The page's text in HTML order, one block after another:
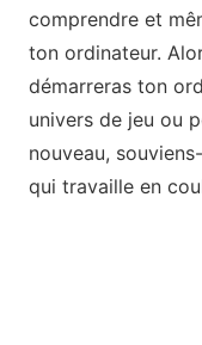
comprendre et
ton ordinateur.
démarreras ton
univers de jeu ou
nouveau,
qui travaille en